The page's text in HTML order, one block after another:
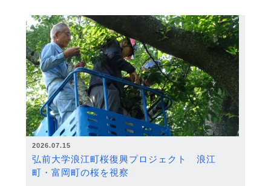
2026.07.15
弘前大学浪江町桜復興プロジェクト 浪江
町・富岡町の桜を視察